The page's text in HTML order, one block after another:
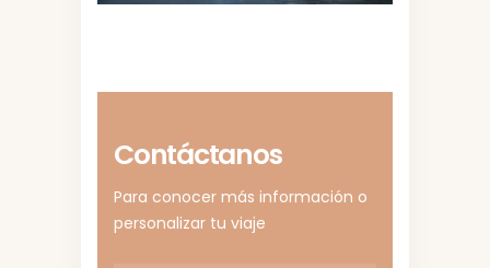
Contáctanos
Para conocer más información o
personalizar tu viaje